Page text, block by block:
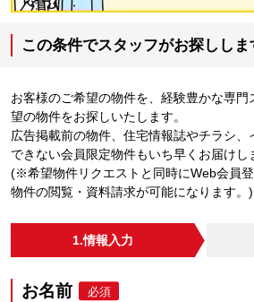
この条件でスタッフがお探ししま
お客様のご希望の物件を、経験豊かな専
望の物件をお探しいたします。
広告掲載前の物件、住宅情報誌やチラシ
できない会員限定物件もいち早くお届けし
(※希望物件リクエストと同時にWeb会員
物件の閲覧・資料請求が可能になります。)
1.情報入力
お名前 必須